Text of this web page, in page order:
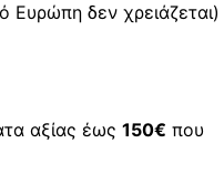
Ευρώπη δεν χρειάζεται)
αξίας έως 150€ που